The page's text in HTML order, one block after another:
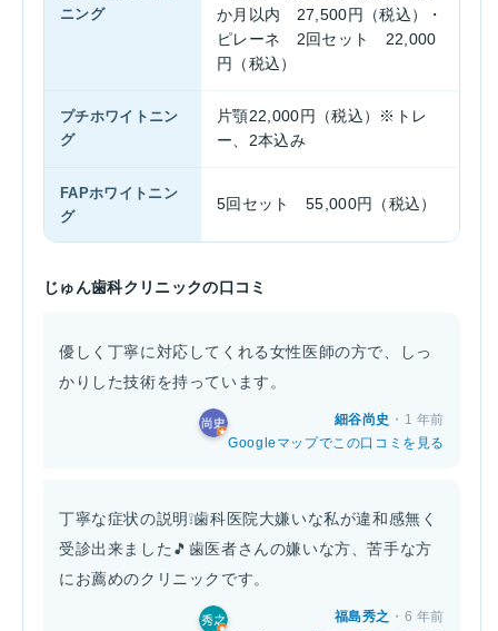
ニング
か月以内 27,500円（税込）・
ピレーネ 2回セット 22,000
円（税込）
プチホワイトニン
グ
片顎22,000円（税込）※トレ
ー、2本込み
FAPホワイトニン
グ
5回セット 55,000円（税込）
じゅん歯科クリニックの口コミ
優しく丁寧に対応してくれる女性医師の方で、しっ
かりした技術を持っています。
細谷尚史 ・1 年前
Googleマップでこの口コミを見る
丁寧な症状の説明❕歯科医院大嫌いな私が違和感無く
受診出来ました🎵歯医者さんの嫌いな方、苦手な方
にお薦めのクリニックです。
福島秀之 ・6 年前